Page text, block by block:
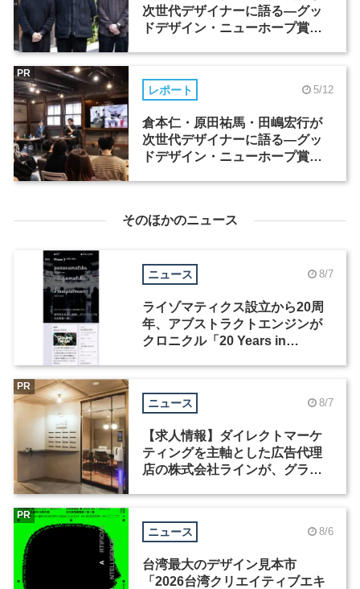
次世代デザイナーに語る―グッ
ドデザイン・ニューホープ賞セ
レポート 5/12
倉本仁・原田祐馬・田嶋宏行が
次世代デザイナーに語る―グッ
ドデザイン・ニューホープ賞セ
PR
そのほかのニュース
ニュース 8/7
ライゾマティクス設立から20周
年、アブストラクトエンジンが
クロニクル「20 Years in
ニュース 8/7
【求人情報】ダイレクトマーケ
ティングを主軸とした広告代理
店の株式会社ラインが、グラフ
PR
ニュース 8/6
台湾最大のデザイン見本市
「2026台湾クリエイティブエキ
PR